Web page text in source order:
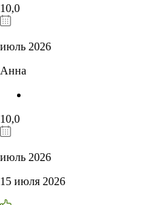
10,0
июль 2026
Анна
10,0
июль 2026
15 июля 2026